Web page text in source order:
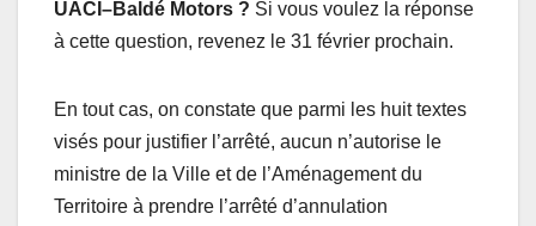
UACI–Baldé Motors ? Si vous voulez la réponse
à cette question, revenez le 31 février prochain.
En tout cas, on constate que parmi les huit textes
visés pour justifier l’arrêté, aucun n’autorise le
ministre de la Ville et de l’Aménagement du
Territoire à prendre l’arrêté d’annulation